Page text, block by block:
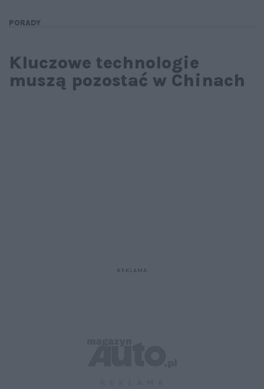
PORADY
Kluczowe technologie
muszą pozostać w Chinach